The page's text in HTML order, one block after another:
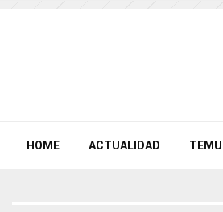
HOME ACTUALIDAD